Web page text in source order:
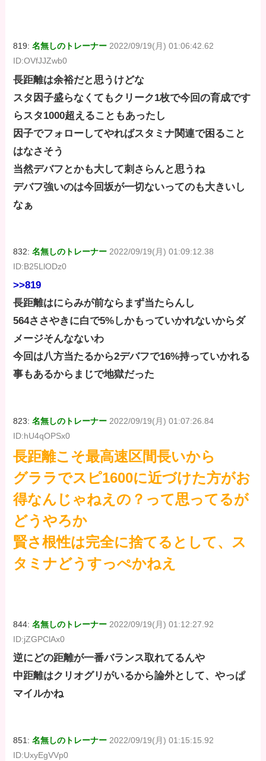
819:名無しのトレーナー 2022/09/19(月) 01:06:42.62
ID:OVfJJZwb0
長距離は余裕だと思うけどな
スタ因子盛らなくてもクリーク1枚で今回の育成です
らスタ1000超えることもあったし
因子でフォローしてやればスタミナ関連で困ること
はなさそう
当然デバフとかも大して刺さらんと思うね
デバフ強いのは今回坂が一切ないってのも大きいし
なぁ
832:名無しのトレーナー 2022/09/19(月) 01:09:12.38
ID:B25LlODz0
>>819
長距離はにらみが前ならまず当たらんし
564ささやきに白で5%しかもっていかれないからダ
メージそんなないわ
今回は八方当たるから2デバフで16%持っていかれる
事もあるからまじで地獄だった
823:名無しのトレーナー 2022/09/19(月) 01:07:26.84
ID:hU4qOPSx0
長距離こそ最高速区間長いから
グララでスピ1600に近づけた方がお
得なんじゃねえの？って思ってるが
どうやろか
賢さ根性は完全に捨てるとして、ス
タミナどうすっぺかねえ
844:名無しのトレーナー 2022/09/19(月) 01:12:27.92
ID:jZGPClAx0
逆にどの距離が一番バランス取れてるんや
中距離はクリオグリがいるから論外として、やっぱ
マイルかね
851:名無しのトレーナー 2022/09/19(月) 01:15:15.92
ID:UxyEgVVp0